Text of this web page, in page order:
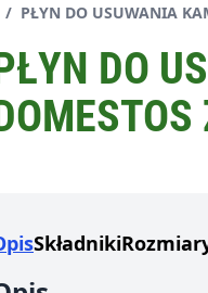
/ Aktualna strona:
PŁYN DO USUWANIA
DO
Składniki